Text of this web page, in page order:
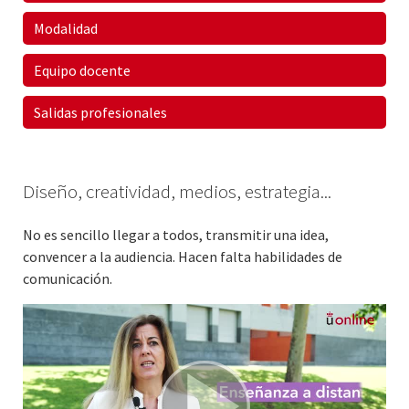
Modalidad
Equipo docente
Salidas profesionales
Diseño, creatividad, medios, estrategia...
No es sencillo llegar a todos, transmitir una idea,
convencer a la audiencia. Hacen falta habilidades de
comunicación.